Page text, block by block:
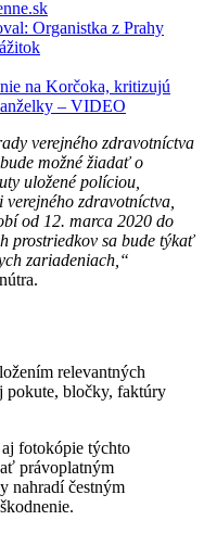
Organistka z Prahy
na Korčoka, kritizujú
– VIDEO
verejného zdravotníctva
možné žiadať o
uložené políciou,
zdravotníctva,
od 12. marca 2020 do
prostriedkov sa bude týkať
zariadeniach,“
relevantných
pokute, bločky, faktúry
fotokópie týchto
právoplatným
nahradí čestným